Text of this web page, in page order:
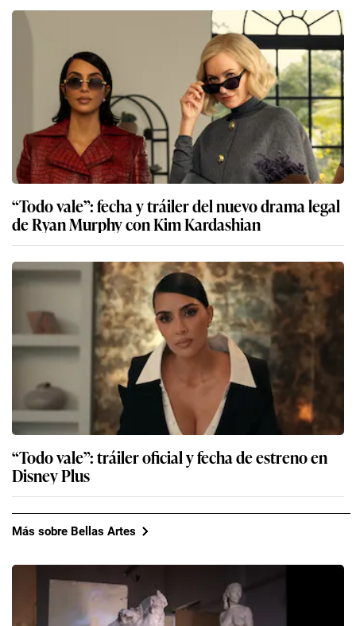
“Todo vale”: fecha y tráiler del nuevo drama legal
de Ryan Murphy con Kim Kardashian
“Todo vale”: tráiler oficial y fecha de estreno en
Disney Plus
Más sobre Bellas Artes